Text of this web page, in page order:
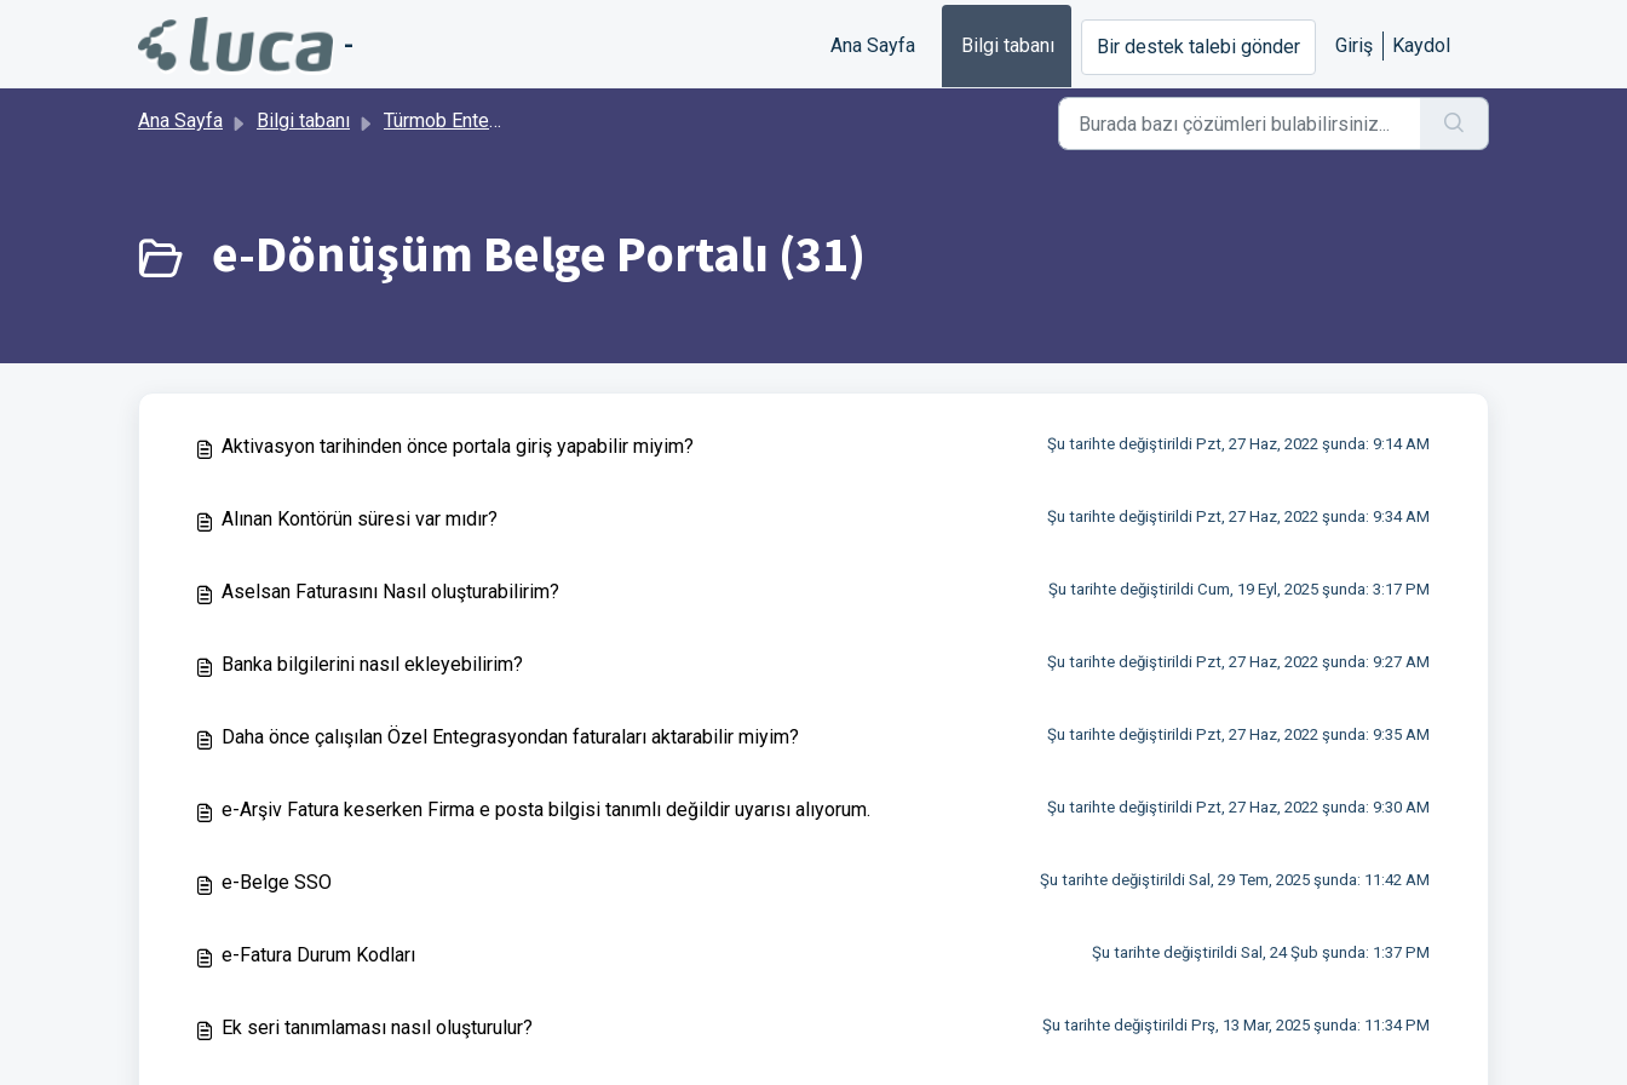
- Ana Sayfa Bilgi tabanı Bir destek talebi gönder Giriş Kaydol
Ana Sayfa Bilgi tabanı Türmob Entegratör
e-Dönüşüm Belge Portalı (31)
Aktivasyon tarihinden önce portala giriş yapabilir miyim? Şu tarihte değiştirildi Pzt, 27 Haz, 2022 şunda: 9:14 AM
Alınan Kontörün süresi var mıdır? Şu tarihte değiştirildi Pzt, 27 Haz, 2022 şunda: 9:34 AM
Aselsan Faturasını Nasıl oluşturabilirim? Şu tarihte değiştirildi Cum, 19 Eyl, 2025 şunda: 3:17 PM
Banka bilgilerini nasıl ekleyebilirim? Şu tarihte değiştirildi Pzt, 27 Haz, 2022 şunda: 9:27 AM
Daha önce çalışılan Özel Entegrasyondan faturaları aktarabilir miyim? Şu tarihte değiştirildi Pzt, 27 Haz, 2022 şunda: 9:35 AM
e-Arşiv Fatura keserken Firma e posta bilgisi tanımlı değildir uyarısı alıyorum. Şu tarihte değiştirildi Pzt, 27 Haz, 2022 şunda: 9:30 AM
e-Belge SSO Şu tarihte değiştirildi Sal, 29 Tem, 2025 şunda: 11:42 AM
e-Fatura Durum Kodları Şu tarihte değiştirildi Sal, 24 Şub şunda: 1:37 PM
Ek seri tanımlaması nasıl oluşturulur? Şu tarihte değiştirildi Prş, 13 Mar, 2025 şunda: 11:34 PM